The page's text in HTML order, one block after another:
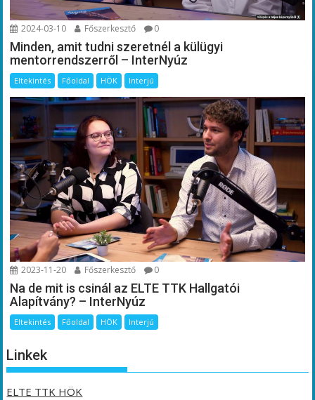
2024-03-10 Főszerkesztő 0
Minden, amit tudni szeretnél a külügyi
mentorrendszerről – InterNyúz
Eltekintés Főoldal HÖK Interjú
2023-11-20 Főszerkesztő 0
Na de mit is csinál az ELTE TTK Hallgatói
Alapítvány? – InterNyúz
Eltekintés Főoldal HÖK Interjú
Linkek
ELTE TTK HÖK